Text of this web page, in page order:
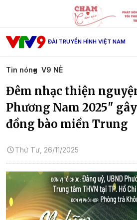
ĐÀI TRUYỀN HÌNH VIỆT NAM
Tin nóng V9 NÈ
Đêm nhạc thiện
Phương Nam 2025"
đồng bào miền Trung
Thứ Tư, 26/11/2025